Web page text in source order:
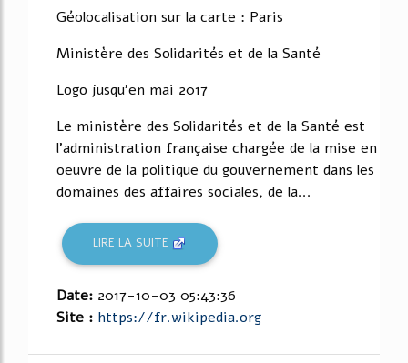
Géolocalisation sur la carte : Paris
Ministère des Solidarités et de la Santé
Logo jusqu'en mai 2017
Le ministère des Solidarités et de la Santé est
l'administration française chargée de la mise en
oeuvre de la politique du gouvernement dans les
domaines des affaires sociales, de la...
LIRE LA SUITE
Date: 2017-10-03 05:43:36
Site : https://fr.wikipedia.org